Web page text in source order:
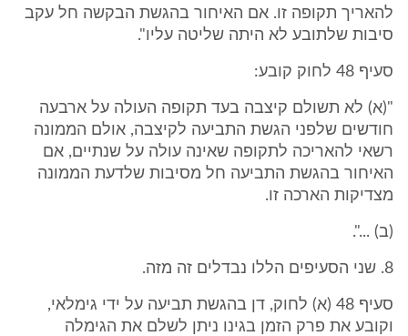
להאריך תקופה זו. אם האיחור בהגשת הבקשה חל עקב
סיבות שלתובע לא היתה שליטה עליו".
סעיף 48 לחוק קובע:
"(א) לא תשולם קיצבה בעד תקופה העולה על ארבעה
חודשים שלפני הגשת התביעה לקיצבה, אולם הממונה
רשאי להאריכה לתקופה שאינה עולה על שנתיים, אם
האיחור בהגשת התביעה חל מסיבות שלדעת הממונה
מצדיקות הארכה זו.
(ב) ...".
8. שני הסעיפים הללו נבדלים זה מזה.
סעיף 48 (א) לחוק, דן בהגשת תביעה על ידי גימלאי,
וקובע את פרק הזמן בגינו ניתן לשלם את הגימלה